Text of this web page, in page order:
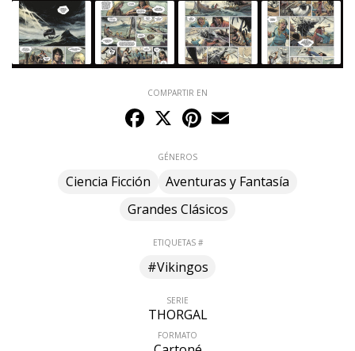
COMPARTIR EN
Facebook
X Pinterest
GÉNEROS
Ciencia Ficción
Aventuras y Fantasía
Grandes Clásicos
ETIQUETAS #
#Vikingos
SERIE
THORGAL
FORMATO